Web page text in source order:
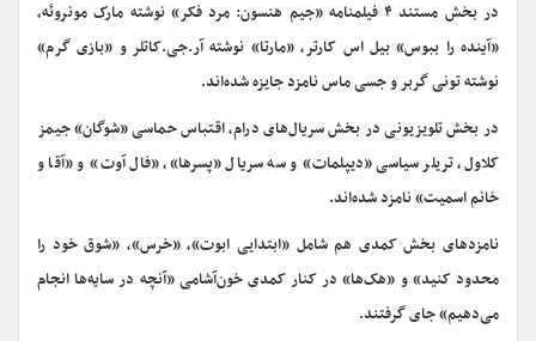
در بخش مستند ۴ فیلمنامه «جیم هنسون: مرد فکر» نوشته مارک مونروئه،
«آینده را ببوس» بیل اس کارتر، «مارتا» نوشته آر.جی.کاتلر و «بازی گرم»
نوشته تونی گربر و جسی ماس نامزد جایزه شده‌اند.
در بخش تلویزیونی در بخش سریال‌های درام، اقتباس حماسی «شوگان» جیمز
کلاول، تریلر سیاسی «دیپلمات» و سه سریال «پسرها»، «فال آوت» و «آقا و
خانم اسمیت» نامزد شده‌اند.
نامزدهای بخش کمدی هم شامل «ابتدایی ابوت»، «خرس»، «شوق خود را
محدود کنید» و «هک‌ها» در کنار کمدی خون‌آشامی «آنچه در سایه‌ها انجام
می‌دهیم» جای گرفتند.